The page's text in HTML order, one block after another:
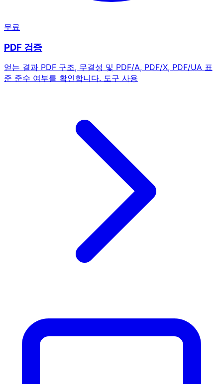
무료
PDF 검증
얻는 결과 PDF 구조, 무결성 및 PDF/A, PDF/X, PDF/UA 표
준 준수 여부를 확인합니다. 도구 사용